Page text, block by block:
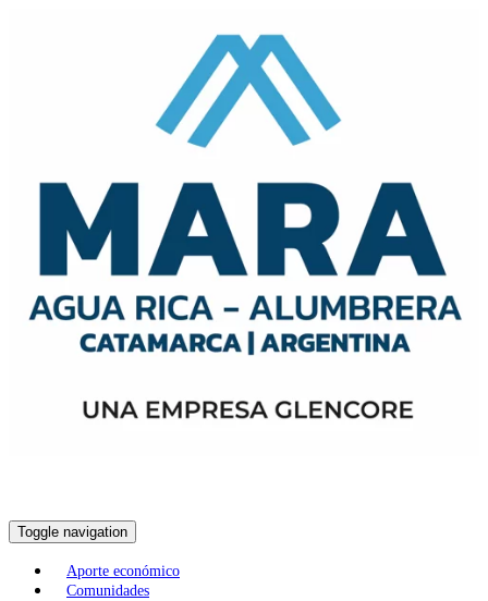
Toggle navigation
Aporte económico
Comunidades